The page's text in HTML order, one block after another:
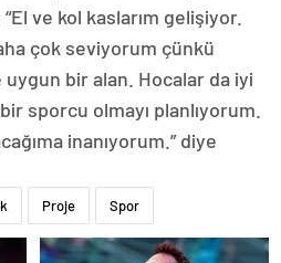
ve kol kaslarım gelişiyor.
çok seviyorum çünkü
bir alan. Hocalar da iyi
sporcu olmayı planlıyorum.
inanıyorum.” diye
Proje Spor